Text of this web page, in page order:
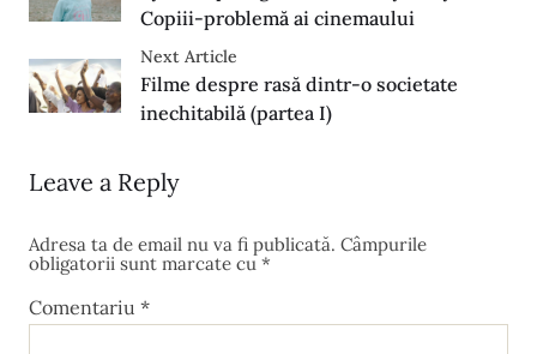
Copiii-problemă ai cinemaului
Next Article
Filme despre rasă dintr-o societate
inechitabilă (partea I)
Leave a Reply
Adresa ta de email nu va fi publicată. Câmpurile
obligatorii sunt marcate cu*
Comentariu *